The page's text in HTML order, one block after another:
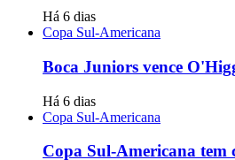
Há 6 dias
Copa Sul-Americana
Boca Juniors vence
Há 6 dias
Copa Sul-Americana
Copa Sul-Americana tem